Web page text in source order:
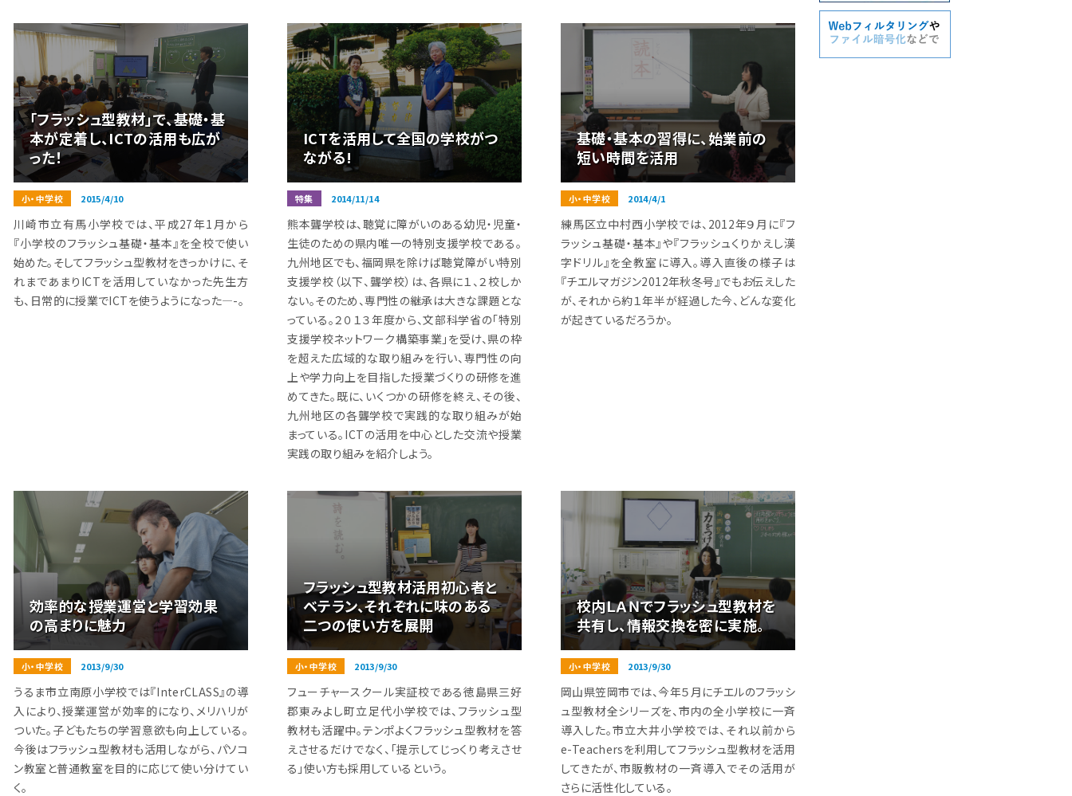
「フラッシュ型教材」で、基礎・基
本が定着し、ICTの活用も広が
った！
小・中学校 2015/4/10
川崎市立有馬小学校では、平成27年1月から
『小学校のフラッシュ基礎・基本』を全校で使い
始めた。そしてフラッシュ型教材をきっかけに、そ
れまであまりICTを活用していなかった先生方
も、日常的に授業でICTを使うようになった­­­­—-。
ICTを活用して全国の学校がつ
ながる!
特集 2014/11/14
熊本聾学校は、聴覚に障がいのある幼児・児童・
生徒のための県内唯一の特別支援学校である。
九州地区でも、福岡県を除けば聴覚障がい特別
支援学校（以下、聾学校）は、各県に１、２校しか
ない。そのため、専門性の継承は大きな課題とな
っている。２０１３年度から、文部科学省の「特別
支援学校ネットワーク構築事業」を受け、県の枠
を超えた広域的な取り組みを行い、専門性の向
上や学力向上を目指した授業づくりの研修を進
めてきた。既に、いくつかの研修を終え、その後、
九州地区の各聾学校で実践的な取り組みが始
まっている。ICTの活用を中心とした交流や授業
実践の取り組みを紹介しよう。
基礎・基本の習得に、始業前の
短い時間を活用
小・中学校 2014/4/1
練馬区立中村西小学校では、2012年９月に『フ
ラッシュ基礎・基本』や『フラッシュくりかえし漢
字ドリル』を全教室に導入。導入直後の様子は
『チエルマガジン2012年秋冬号』でもお伝えした
が、それから約１年半が経過した今、どんな変化
が起きているだろうか。
効率的な授業運営と学習効果
の高まりに魅力
小・中学校 2013/9/30
うるま市立南原小学校では『InterCLASS』の導
入により、授業運営が効率的になり、メリハリが
ついた。子どもたちの学習意欲も向上している。
今後はフラッシュ型教材も活用しながら、パソコ
ン教室と普通教室を目的に応じて使い分けてい
く。
フラッシュ型教材活用初心者と
ベテラン、それぞれに味のある
二つの使い方を展開
小・中学校 2013/9/30
フューチャースクール実証校である徳島県三好
郡東みよし町立足代小学校では、フラッシュ型
教材も活躍中。テンポよくフラッシュ型教材を答
えさせるだけでなく、「提示してじっくり考えさせ
る」使い方も採用しているという。
校内ＬＡＮでフラッシュ型教材を
共有し、情報交換を密に実施。
小・中学校 2013/9/30
岡山県笠岡市では、今年５月にチエルのフラッシ
ュ型教材全シリーズを、市内の全小学校に一斉
導入した。市立大井小学校では、それ以前から
e-Teachersを利用してフラッシュ型教材を活用
してきたが、市販教材の一斉導入でその活用が
さらに活性化している。